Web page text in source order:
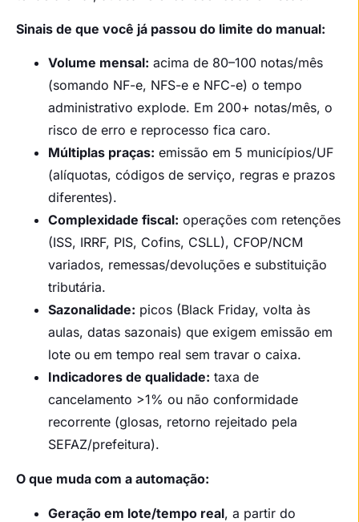
Sinais de que você já passou do limite do manual:
Volume mensal: acima de 80–100 notas/mês
(somando NF-e, NFS-e e NFC-e) o tempo
administrativo explode. Em 200+ notas/mês, o
risco de erro e reprocesso fica caro.
Múltiplas praças: emissão em 5 municípios/UF
(alíquotas, códigos de serviço, regras e prazos
diferentes).
Complexidade fiscal: operações com retenções
(ISS, IRRF, PIS, Cofins, CSLL), CFOP/NCM
variados, remessas/devoluções e substituição
tributária.
Sazonalidade: picos (Black Friday, volta às
aulas, datas sazonais) que exigem emissão em
lote ou em tempo real sem travar o caixa.
Indicadores de qualidade: taxa de
cancelamento >1% ou não conformidade
recorrente (glosas, retorno rejeitado pela
SEFAZ/prefeitura).
O que muda com a automação:
Geração em lote/tempo real, a partir do